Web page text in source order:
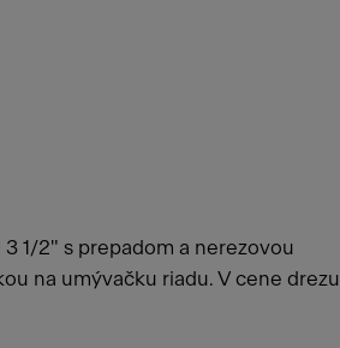
1/2" s prepadom a nerezovou
na umývačku riadu. V cene drezu